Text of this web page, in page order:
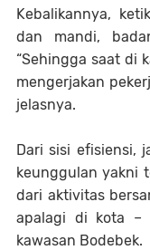
Kebalikannya,
dan mandi,
“Sehingga saat di
mengerjakan
jelasnya.
Dari sisi efisiensi,
keunggulan yakni
dari aktivitas
apalagi di kota –
kawasan Bodebek.